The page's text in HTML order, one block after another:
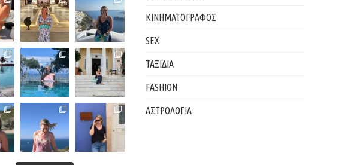
ΚΙΝΗΜΑΤΟΓΡΑΦΟΣ
SEX
ΤΑΞΙΔΙΑ
FASHION
ΑΣΤΡΟΛΟΓΙΑ